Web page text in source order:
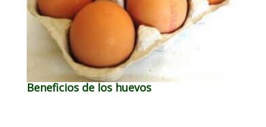
Beneficios de los huevos